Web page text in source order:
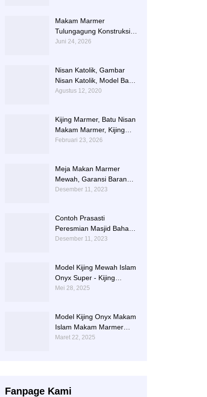
Makam Marmer
Tulungagung Konstruksi
Besi dengan Design
Juni 24, 2026
Nisan Katolik, Gambar
Nisan Katolik, Model Batu
Nisan Kristen Terbaru
Agustus 12, 2020
Kijing Marmer, Batu Nisan
Makam Marmer, Kijing
Makam Marmer Kaligrafi
Februari 23, 2026
Meja Makan Marmer
Mewah, Garansi Barang
Utuh Sampai Tempat
Desember 11, 2023
Contoh Prasasti
Peresmian Masjid Bahan
Marmer Dari Tulungagung
Desember 11, 2023
Model Kijing Mewah Islam
Onyx Super - Kijing
Makam Batu Alam
Mei 28, 2025
Model Kijing Onyx Makam
Islam Makam Marmer
Karawang
Maret 22, 2025
Fanpage Kami